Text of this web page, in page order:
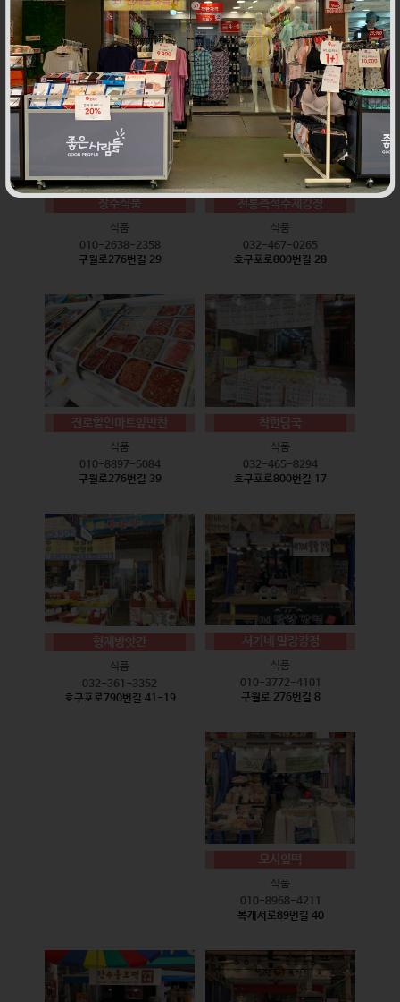
식품
010-9528-3759
구월로276번길 17
식품
032-468-6024
구월로276번길 29
장수식품
식품
010-2638-2358
구월로276번길 29
전통즉석수제강정
식품
032-467-0265
호구포로800번길 28
진로할인마트앞반찬
식품
010-8897-5084
구월로276번길 39
착한탕국
식품
032-465-8294
호구포로800번길 17
형제방앗간
식품
032-361-3352
호구포로790번길 41-19
서기네 말랑강정
식품
010-3772-4101
구월로 276번길 8
모시잎떡
식품
010-8968-4211
복개서로89번길 40